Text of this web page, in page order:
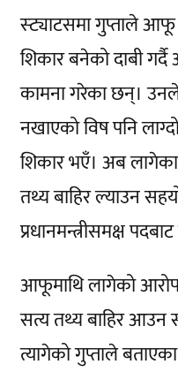
स्ट्याटसमा गुप्ताले आफू
शिकार बनेको दाबी
कामना गरेका छन्।
नखाएको विष पनि
शिकार भएँ। अब
तथ्य बाहिर ल्याउन
प्रधानमन्त्रीसमक्ष
आफूमाथि लागेको
सत्य तथ्य बाहिर
त्यागेको गुप्ताले